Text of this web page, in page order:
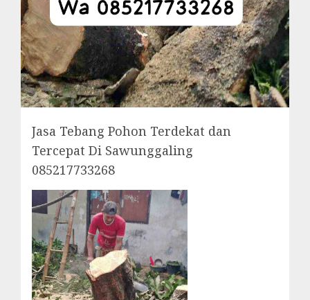
Jasa Tebang Pohon Terdekat dan
Tercepat Di Sawunggaling
085217733268